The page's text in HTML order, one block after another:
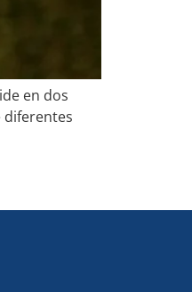
en dos
diferentes